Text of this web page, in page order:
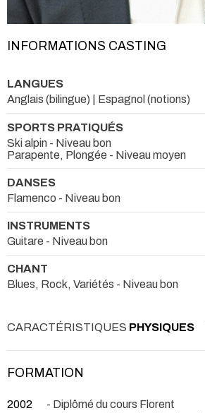
INFORMATIONS CASTING
LANGUES
Anglais (bilingue) | Espagnol (notions)
SPORTS PRATIQUÉS
Ski alpin - Niveau bon
Parapente, Plongée - Niveau moyen
DANSES
Flamenco - Niveau bon
INSTRUMENTS
Guitare - Niveau bon
CHANT
Blues, Rock, Variétés - Niveau bon
CARACTÉRISTIQUES PHYSIQUES
FORMATION
2002
- Diplômé du cours Florent